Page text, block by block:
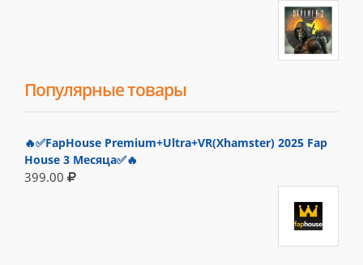
Популярные товары
🔥✅FapHouse Premium+Ultra+VR(Xhamster) 2025 Fap
House 3 Месяца✅🔥
399.00